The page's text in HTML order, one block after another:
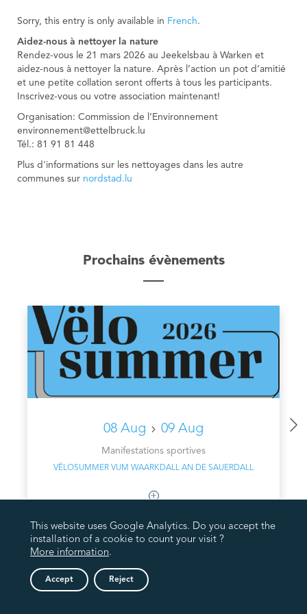
Sorry, this entry is only available in French.
Aidez-nous à nettoyer la nature
Rendez-vous le 21 mars 2026 au Jeekelsbau à Warken et
aidez-nous à nettoyer la nature. Après l’action un pot d’amitié
et une petite collation seront offerts à tous les participants.
Inscrivez-vous ou votre association maintenant!
Organisation: Commission de l’Environnement
environnement@ettelbruck.lu
Tél.: 81 91 81 448
Plus d'informations sur les nettoyages dans les autre
communes sur nordstad.lu
Prochains évènements
08 Aug 09 Aug
Manifestations sportives
VËLOSUMMER VUM WAARKDALL AN DE SAUERDALL
This website uses Google Analytics. Do you accept the
installation of a cookie to count your visit ?
More information.
Accept Reject